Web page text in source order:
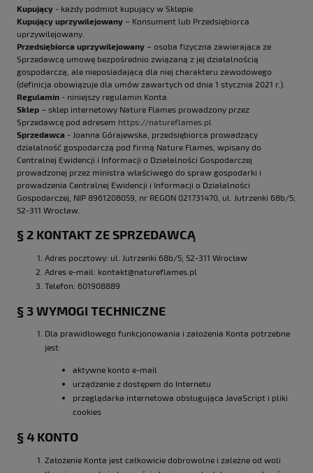
Kupujący - każdy podmiot kupujący w Sklepie.
Kupujący uprzywilejowany – Konsument lub Przedsiębiorca
uprzywilejowany.
Przedsiębiorca uprzywilejowany – osoba fizyczna zawierająca ze
Sprzedawcą umowę bezpośrednio związaną z jej działalnością
gospodarczą, ale nieposiadającą dla niej charakteru zawodowego
(definicja obowiązuje dla umów zawartych od dnia 1 stycznia 2021 r.).
Regulamin - niniejszy regulamin Konta.
Sklep – sklep internetowy Nature Flames prowadzony przez
Sprzedawcę pod adresem https://natureflames.pl
Sprzedawca - Joanna Górajewska, przedsiębiorca prowadzący
działalność gospodarczą pod firmą Nature Flames, wpisany do
Centralnej Ewidencji i Informacji o Działalności Gospodarczej
prowadzonej przez ministra właściwego do spraw gospodarki i
prowadzenia Centralnej Ewidencji i Informacji o Działalności
Gospodarczej, NIP 8961208059, nr REGON 021731470, ul. Jutrzenki 68b/5;
52-311 Wrocław.
§ 2 KONTAKT ZE SPRZEDAWCĄ
Adres pocztowy: ul. Jutrzenki 68b/5; 52-311 Wrocław
Adres e-mail: kontakt@natureflames.pl
Telefon: 601908889
§ 3 WYMOGI TECHNICZNE
Dla prawidłowego funkcjonowania i założenia Konta potrzebne
jest:
aktywne konto e-mail
urządzenie z dostępem do Internetu
przeglądarka internetowa obsługująca JavaScript i pliki
cookies
§ 4 KONTO
Założenie Konta jest całkowicie dobrowolne i zależne od woli